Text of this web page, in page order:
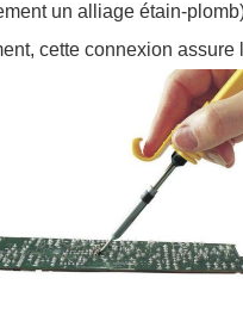
un alliage étain-
cette connexion assure